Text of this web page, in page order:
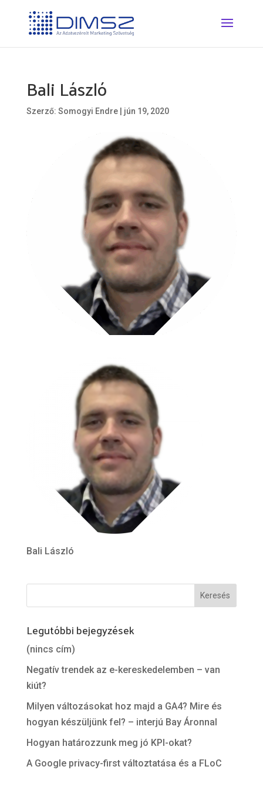
Bali László
Szerző: Somogyi Endre| jún 19, 2020
Bali László
Legutóbbi bejegyzések
(nincs cím)
Negatív trendek az e-kereskedelemben – van
kiút?
Milyen változásokat hoz majd a GA4? Mire és
hogyan készüljünk fel? – interjú Bay Áronnal
Hogyan határozzunk meg jó KPI-okat?
A Google privacy-first változtatása és a FLoC